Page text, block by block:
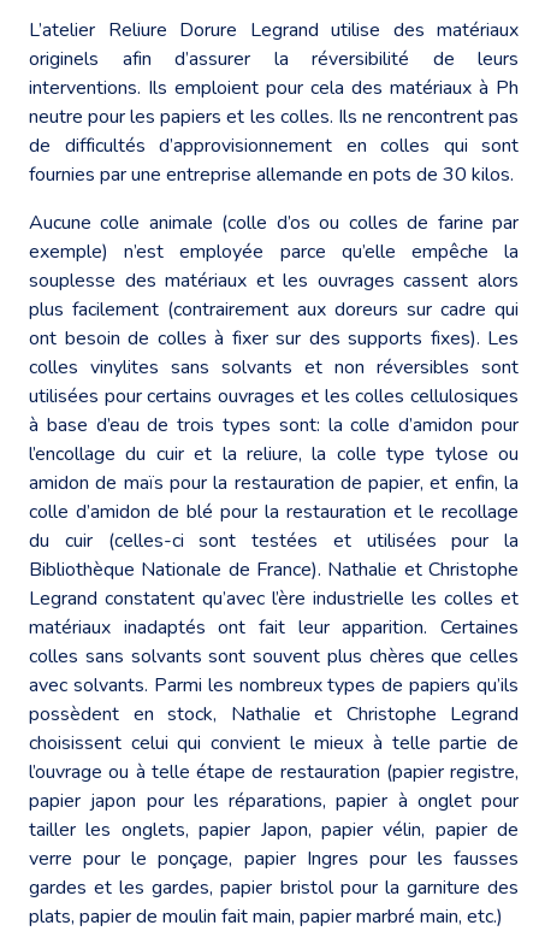
L’atelier Reliure Dorure Legrand utilise des matériaux
originels afin d’assurer la réversibilité de leurs
interventions. Ils emploient pour cela des matériaux à Ph
neutre pour les papiers et les colles. Ils ne rencontrent pas
de difficultés d’approvisionnement en colles qui sont
fournies par une entreprise allemande en pots de 30 kilos.
Aucune colle animale (colle d’os ou colles de farine par
exemple) n’est employée parce qu’elle empêche la
souplesse des matériaux et les ouvrages cassent alors
plus facilement (contrairement aux doreurs sur cadre qui
ont besoin de colles à fixer sur des supports fixes). Les
colles vinylites sans solvants et non réversibles sont
utilisées pour certains ouvrages et les colles cellulosiques
à base d’eau de trois types sont: la colle d’amidon pour
l’encollage du cuir et la reliure, la colle type tylose ou
amidon de maïs pour la restauration de papier, et enfin, la
colle d’amidon de blé pour la restauration et le recollage
du cuir (celles-ci sont testées et utilisées pour la
Bibliothèque Nationale de France). Nathalie et Christophe
Legrand constatent qu’avec l’ère industrielle les colles et
matériaux inadaptés ont fait leur apparition. Certaines
colles sans solvants sont souvent plus chères que celles
avec solvants. Parmi les nombreux types de papiers qu’ils
possèdent en stock, Nathalie et Christophe Legrand
choisissent celui qui convient le mieux à telle partie de
l’ouvrage ou à telle étape de restauration (papier registre,
papier japon pour les réparations, papier à onglet pour
tailler les onglets, papier Japon, papier vélin, papier de
verre pour le ponçage, papier Ingres pour les fausses
gardes et les gardes, papier bristol pour la garniture des
plats, papier de moulin fait main, papier marbré main, etc.)